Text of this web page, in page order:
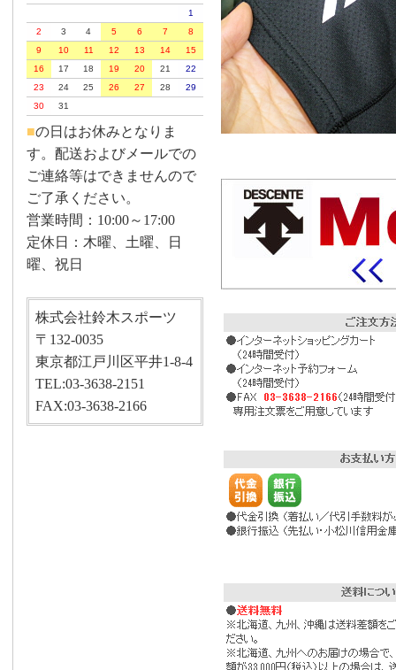
1
2
3 4 5 6 7
8
9
10 11 12 13 14
15
16
17 18 19 20 21
22
23
24 25 26 27 28
29
30
31
■の日はお休みとなりま
す。配送およびメールでの
ご連絡等はできませんので
ご了承ください。
営業時間：10:00～17:00
定休日：木曜、土曜、日
曜、祝日
株式会社鈴木スポーツ
〒132-0035
東京都江戸川区平井1-8-4
TEL:03-3638-2151
FAX:03-3638-2166